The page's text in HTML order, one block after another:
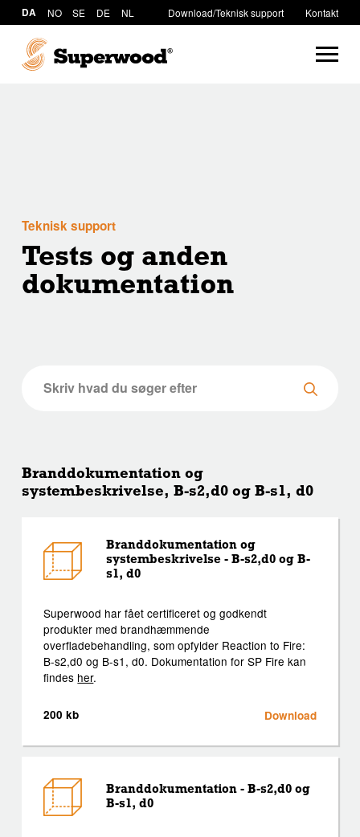
DA NO SE DE NL Download/Teknisk support Kontakt
Teknisk support
Tests og anden
dokumentation
Branddokumentation og
systembeskrivelse, B-s2,d0 og B-s1, d0
Branddokumentation og
systembeskrivelse - B-s2,d0 og B-
s1, d0
Superwood har fået certificeret og godkendt
produkter med brandhæmmende
overfladebehandling, som opfylder Reaction to Fire:
B-s2,d0 og B-s1, d0. Dokumentation for SP Fire kan
findes her.
200 kb Download
Branddokumentation - B-s2,d0 og
B-s1, d0